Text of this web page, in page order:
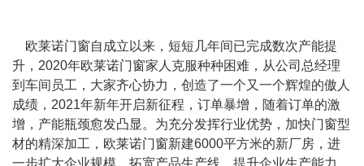
欧莱诺门窗自成立以来，短短几年间已完成数次产能提
升，2020年欧莱诺门窗家人克服种种困难，从公司总经理
到车间员工，大家齐心协力，创造了一个又一个辉煌的傲人
成绩，2021年新年开启新征程，订单暴增，随着订单的激
增，产能瓶颈愈发凸显。为充分发挥行业优势，加快门窗型
材的精深加工，欧莱诺门窗新建6000平方米的新厂房，进
一步扩大企业规模，拓宽产品生产线，提升企业生产能力，